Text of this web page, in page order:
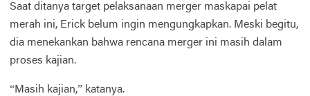
Saat ditanya target pelaksanaan merger maskapai pelat
merah ini, Erick belum ingin mengungkapkan. Meski begitu,
dia menekankan bahwa rencana merger ini masih dalam
proses kajian.
“Masih kajian,” katanya.